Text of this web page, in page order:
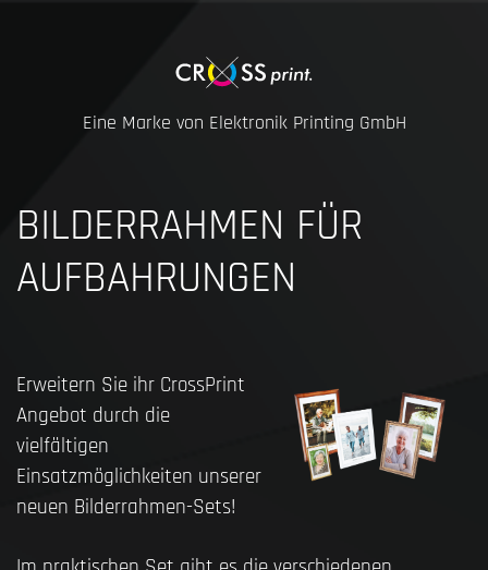
Eine Marke von Elektronik Printing GmbH
BILDERRAHMEN FÜR
AUFBAHRUNGEN
Erweitern Sie ihr CrossPrint
Angebot durch die
vielfältigen
Einsatzmöglichkeiten unserer
neuen Bilderrahmen-Sets!